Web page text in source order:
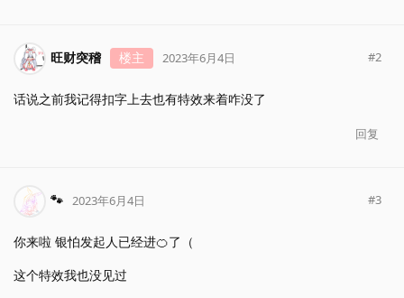
旺财突稽 楼主 2023年6月4日 #2
话说之前我记得扣字上去也有特效来着咋没了
回复
🐾 2023年6月4日 #3
你来啦 银怕发起人已经进🍊了（
这个特效我也没见过